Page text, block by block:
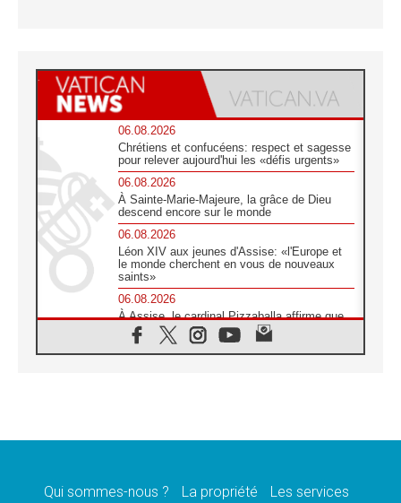
06.08.2026
Chrétiens et confucéens: respect et sagesse
pour relever aujourd'hui les «défis urgents»
06.08.2026
À Sainte-Marie-Majeure, la grâce de Dieu
descend encore sur le monde
06.08.2026
Léon XIV aux jeunes d'Assise: «l'Europe et
le monde cherchent en vous de nouveaux
saints»
06.08.2026
À Assise, le cardinal Pizzaballa affirme que
«les chrétiens veulent la paix»
06.08.2026
message de paix et de dignité humaine»
Qui sommes-nous ? La propriété Les services